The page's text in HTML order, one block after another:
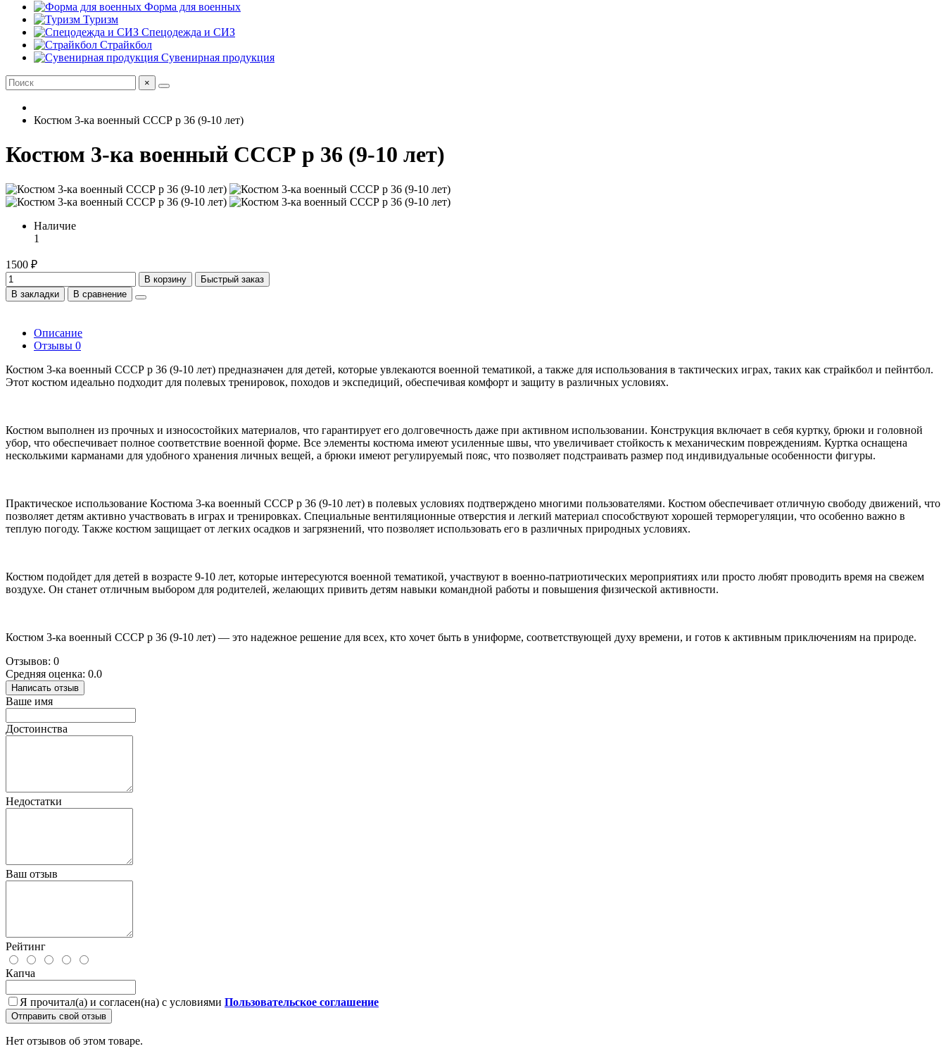
Форма для военных
Туризм
Спецодежда и СИЗ
Страйкбол
Сувенирная продукция
×
Костюм 3-ка военный СССР р 36 (9-10 лет)
Костюм 3-ка военный СССР р 36 (9-10 лет)
Наличие
1
1500 ₽
В корзину
Быстрый заказ
В закладки
В сравнение
Описание
Отзывы 0
Костюм 3-ка военный СССР р 36 (9-10 лет) предназначен для детей, которые увлекаются военной тематикой, а также для использования в тактических играх, таких как страйкбол и пейнтбол.
Этот костюм идеально подходит для полевых тренировок, походов и экспедиций, обеспечивая комфорт и защиту в различных условиях.
Костюм выполнен из прочных и износостойких материалов, что гарантирует его долговечность даже при активном использовании. Конструкция включает в себя куртку, брюки и головной
убор, что обеспечивает полное соответствие военной форме. Все элементы костюма имеют усиленные швы, что увеличивает стойкость к механическим повреждениям. Куртка оснащена
несколькими карманами для удобного хранения личных вещей, а брюки имеют регулируемый пояс, что позволяет подстраивать размер под индивидуальные особенности фигуры.
Практическое использование Костюма 3-ка военный СССР р 36 (9-10 лет) в полевых условиях подтверждено многими пользователями. Костюм обеспечивает отличную свободу движений, что
позволяет детям активно участвовать в играх и тренировках. Специальные вентиляционные отверстия и легкий материал способствуют хорошей терморегуляции, что особенно важно в
теплую погоду. Также костюм защищает от легких осадков и загрязнений, что позволяет использовать его в различных природных условиях.
Костюм подойдет для детей в возрасте 9-10 лет, которые интересуются военной тематикой, участвуют в военно-патриотических мероприятиях или просто любят проводить время на свежем
воздухе. Он станет отличным выбором для родителей, желающих привить детям навыки командной работы и повышения физической активности.
Костюм 3-ка военный СССР р 36 (9-10 лет) — это надежное решение для всех, кто хочет быть в униформе, соответствующей духу времени, и готов к активным приключениям на природе.
Отзывов: 0
Средняя оценка: 0.0
Написать отзыв
Ваше имя
Достоинства
Недостатки
Ваш отзыв
Рейтинг
Капча
Я прочитал(а) и согласен(на) с условиями Пользовательское соглашение
Отправить свой отзыв
Нет отзывов об этом товаре.